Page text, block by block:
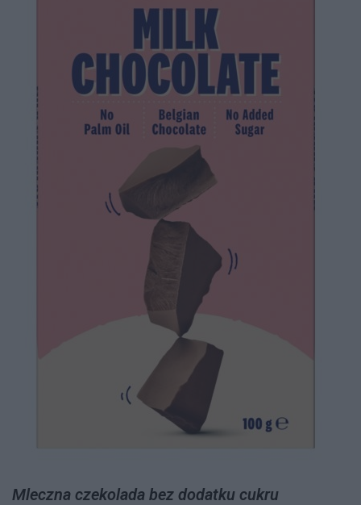
Mleczna czekolada bez dodatku cukru